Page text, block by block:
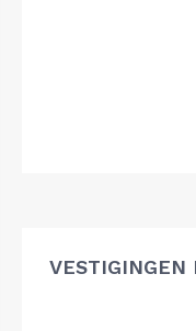
VESTIGINGEN